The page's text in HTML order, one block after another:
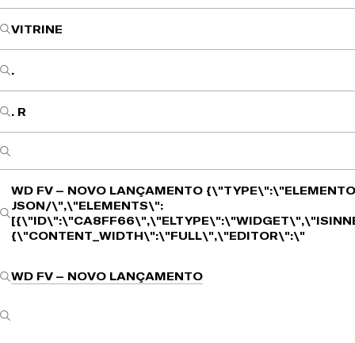
VITRINE
.
. R
WD FV – NOVO LANÇAMENTO
JSON/\",\"ELEMENTS\":
{\"CONTENT_WIDTH\":\"FULL\",\"EDITOR\":\"
WD FV – NOVO LANÇAMENTO